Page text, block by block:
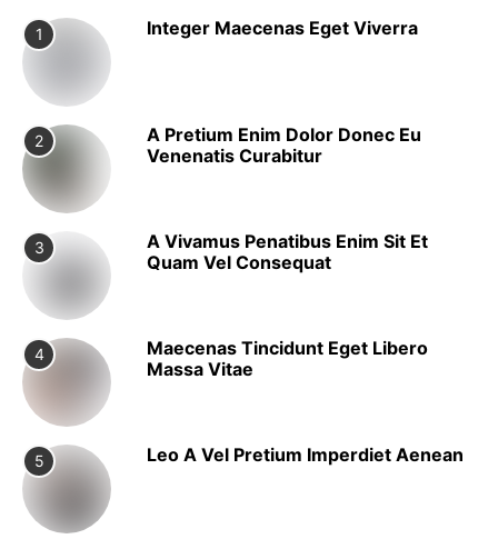
1 Integer Maecenas Eget Viverra
2
A Pretium Enim Dolor Donec Eu
Venenatis Curabitur
3
A Vivamus Penatibus Enim Sit Et
Quam Vel Consequat
4
Maecenas Tincidunt Eget Libero
Massa Vitae
5 Leo A Vel Pretium Imperdiet Aenean